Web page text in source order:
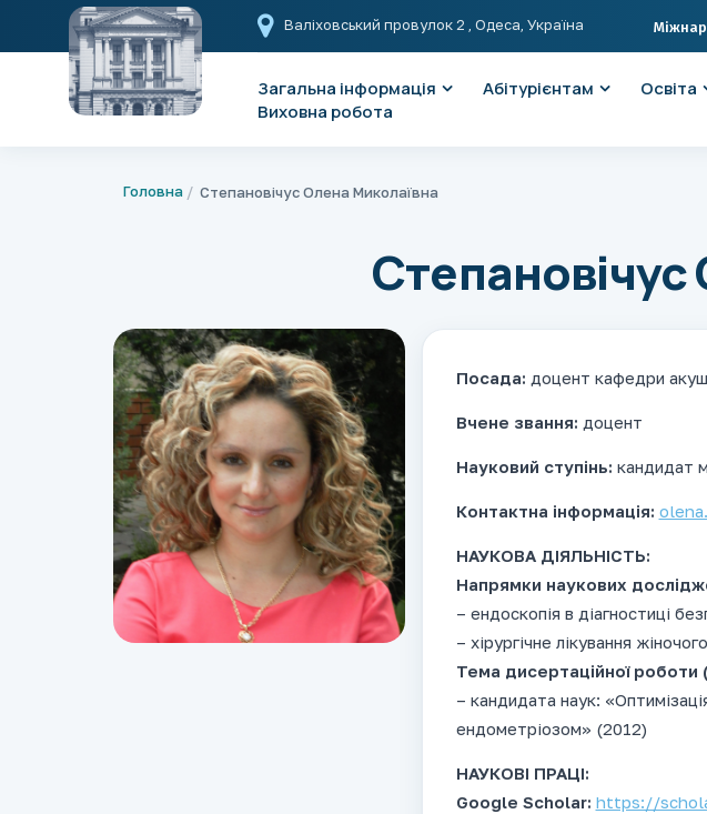
Валіховський провулок 2 , Одеса, Україна
Загальна інформація Абітурієнтам Освіта
Виховна робота
Головна Степановічус Олена Миколаївна
Посада: доцент кафедри
Вчене звання: доцент
Науковий ступінь: кандидат
Контактна інформація:
НАУКОВА ДІЯЛЬНІСТЬ:
Напрямки наукових
– ендоскопія в діагностиці
– хірургічне лікування
Тема дисертаційної роботи
– кандидата наук:
ендометріозом» (2012)
НАУКОВІ ПРАЦІ:
Google Scholar: https://